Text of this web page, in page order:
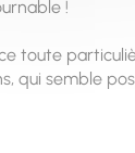
!
toute
qui semble